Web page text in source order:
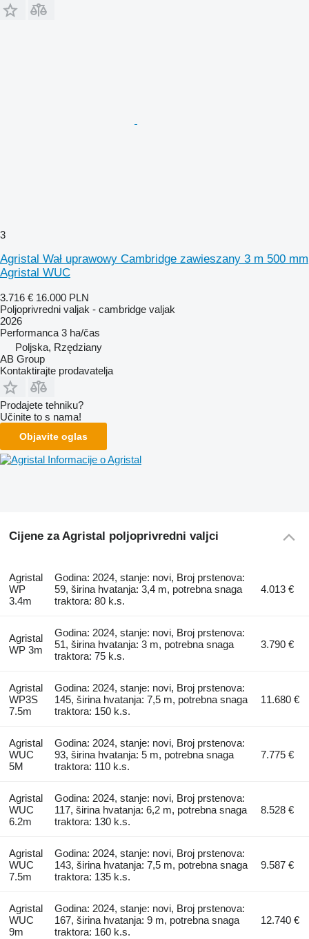
3
Agristal Wał uprawowy Cambridge zawieszany 3 m 500 mm
Agristal WUC
3.716 € 16.000 PLN
Poljoprivredni valjak - cambridge valjak
2026
Performanca 3 ha/čas
Poljska, Rzędziany
AB Group
Kontaktirajte prodavatelja
Prodajete tehniku?
Učinite to s nama!
Objavite oglas
Informacije o Agristal
Cijene za Agristal poljoprivredni valjci
Agristal
WP
3.4m
Godina: 2024, stanje: novi, Broj prstenova:
59, širina hvatanja: 3,4 m, potrebna snaga
traktora: 80 k.s.
4.013 €
Agristal
WP 3m
Godina: 2024, stanje: novi, Broj prstenova:
51, širina hvatanja: 3 m, potrebna snaga
traktora: 75 k.s.
3.790 €
Agristal
WP3S
7.5m
Godina: 2024, stanje: novi, Broj prstenova:
145, širina hvatanja: 7,5 m, potrebna snaga
traktora: 150 k.s.
11.680 €
Agristal
WUC
5M
Godina: 2024, stanje: novi, Broj prstenova:
93, širina hvatanja: 5 m, potrebna snaga
traktora: 110 k.s.
7.775 €
Agristal
WUC
6.2m
Godina: 2024, stanje: novi, Broj prstenova:
117, širina hvatanja: 6,2 m, potrebna snaga
traktora: 130 k.s.
8.528 €
Agristal
WUC
7.5m
Godina: 2024, stanje: novi, Broj prstenova:
143, širina hvatanja: 7,5 m, potrebna snaga
traktora: 135 k.s.
9.587 €
Agristal
WUC
9m
Godina: 2024, stanje: novi, Broj prstenova:
167, širina hvatanja: 9 m, potrebna snaga
traktora: 160 k.s.
12.740 €